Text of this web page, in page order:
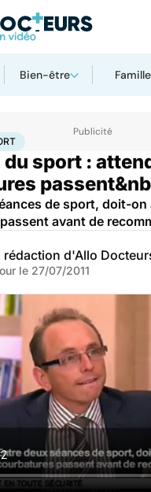
Bien-être Famille
Sport santé Médecine sport
du sport :
de sport, doit-
avant de
rédaction d'Allo
le 27/07/2011